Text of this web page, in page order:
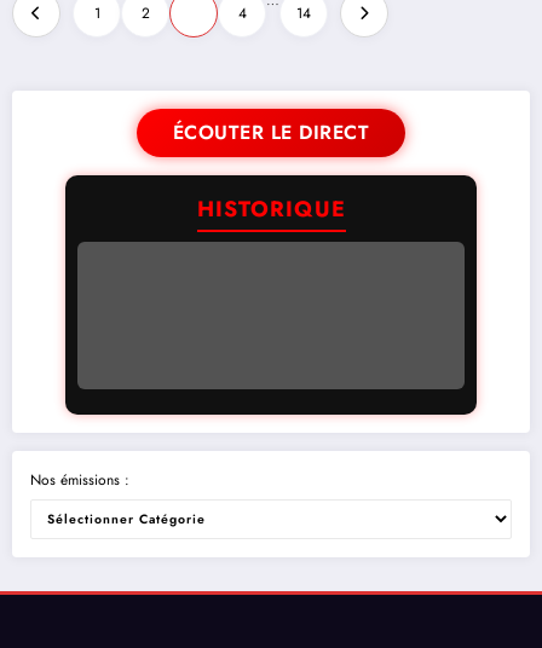
1 2 4 14
ÉCOUTER LE DIRECT
HISTORIQUE
Nos émissions :